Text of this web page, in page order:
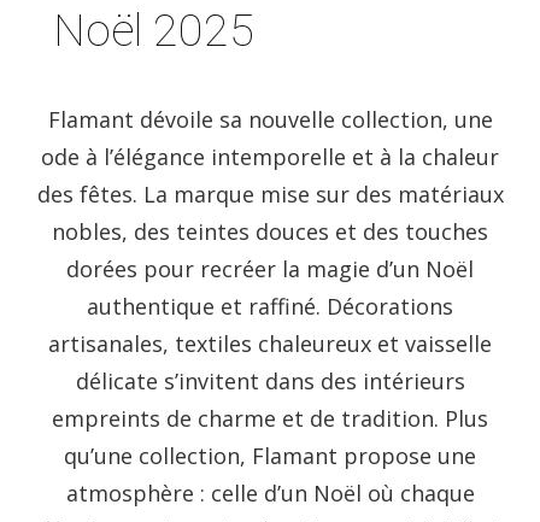
Noël 2025
Flamant dévoile sa nouvelle collection, une
ode à l’élégance intemporelle et à la chaleur
des fêtes. La marque mise sur des matériaux
nobles, des teintes douces et des touches
dorées pour recréer la magie d’un Noël
authentique et raffiné. Décorations
artisanales, textiles chaleureux et vaisselle
délicate s’invitent dans des intérieurs
empreints de charme et de tradition. Plus
qu’une collection, Flamant propose une
atmosphère : celle d’un Noël où chaque